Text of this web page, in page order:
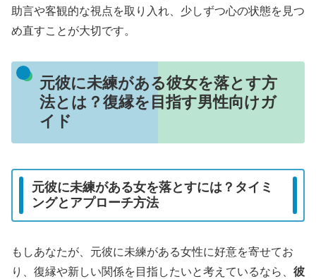
助言や客観的な視点を取り入れ、少しずつ心の状態を見つ
め直すことが大切です。
元彼に未練がある彼女を落とす方
法とは？復縁を目指す男性向けガ
イド
元彼に未練がある女を落とすには？タイミ
ングとアプローチ方法
もしあなたが、元彼に未練がある女性に好意を寄せてお
り、復縁や新しい関係を目指したいと考えているなら、 彼